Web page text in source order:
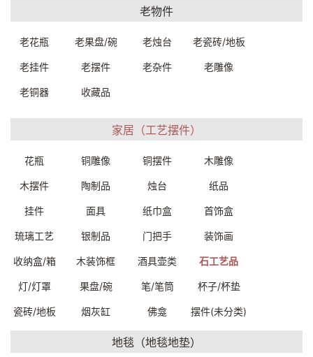
老石器流水盘茶台
74*51.5*11cm
一口价：7000. 00
96*68*13cm
汉白玉池盆摆件41*30*10cm
一口价：2600.00
花园庭院装饰摆件石器花盆
72120W0039999
老物件
老花瓶 老果盘/碗 老烛台 老瓷砖/地板
老挂件 老摆件 老杂件 老雕像
老铜器 收藏品
家居（工艺摆件）
花瓶 铜雕像 铜摆件 木雕像
木摆件 陶制品 烛台 纸品
挂件 面具 纸巾盒 首饰盒
琉璃工艺 银制品 门把手 装饰画
收纳盒/箱 木装饰框 酒具壶类 石工艺品
灯/灯罩 果盘/碗 笔/笔筒 杯子/杯垫
瓷砖/地板 烟灰缸 佛龛 摆件(未分类)
地毯（地毯地垫）